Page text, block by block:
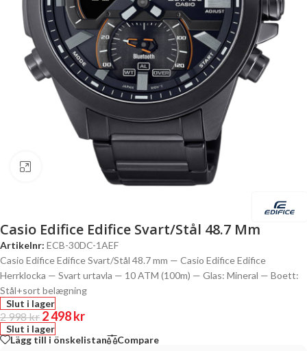
Click to enlarge
Casio Edifice Edifice Svart/Stål 48.7 Mm
Artikelnr: ECB-30DC-1AEF
Casio Edifice Edifice Svart/Stål 48.7 mm — Casio Edifice Edifice
Herrklocka — Svart urtavla — 10 ATM (100m) — Glas: Mineral — Boett:
Stål+sort belægning
Slut i lager
2 998kr 2 498kr
Slut i lager
Lägg till i önskelistan
Compare